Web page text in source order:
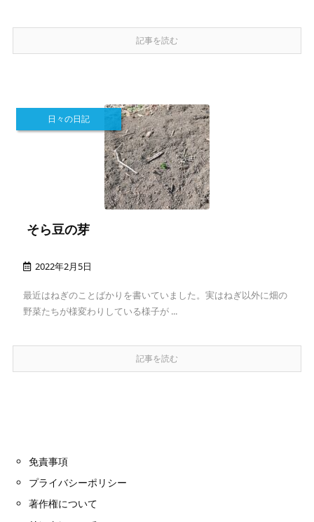
記事を読む
そら豆の芽
2022年2月5日
日々の日記
最近はねぎのことばかりを書いていました。実はねぎ以外に畑の
野菜たちが様変わりしている様子が ...
記事を読む
免責事項
プライバシーポリシー
著作権について